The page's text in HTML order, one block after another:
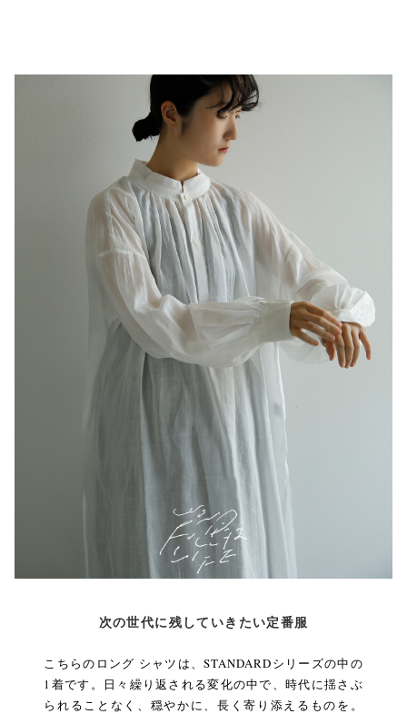
次の世代に残していきたい定番服
こちらのロング シャツは、STANDARDシリーズの中の
1着です。日々繰り返される変化の中で、時代に揺さぶ
られることなく、穏やかに、長く寄り添えるものを。